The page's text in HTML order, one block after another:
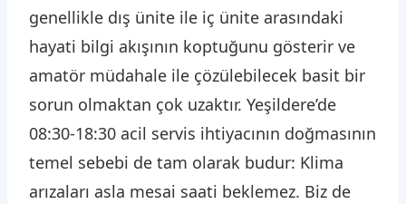
genellikle dış ünite ile iç ünite arasındaki
hayati bilgi akışının koptuğunu gösterir ve
amatör müdahale ile çözülebilecek basit bir
sorun olmaktan çok uzaktır. Yeşildere’de
08:30-18:30 acil servis ihtiyacının doğmasının
temel sebebi de tam olarak budur: Klima
arızaları asla mesai saati beklemez. Biz de